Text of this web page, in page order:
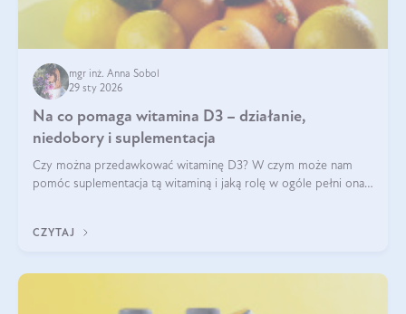
mgr inż. Anna Sobol
29 sty 2026
Na co pomaga witamina D3 – działanie,
niedobory i suplementacja
Czy można przedawkować witaminę D3? W czym może nam
pomóc suplementacja tą witaminą i jaką rolę w ogóle pełni ona
robić?
CZYTAJ